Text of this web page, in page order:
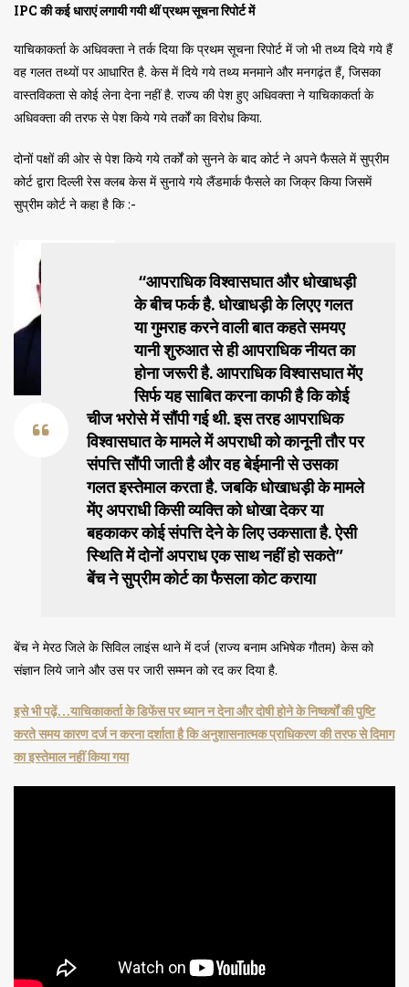
IPC की कई धाराएं लगायी गयी थीं प्रथम सूचना रिपोर्ट में
याचिकाकर्ता के अधिवक्ता ने तर्क दिया कि प्रथम सूचना रिपोर्ट में जो भी तथ्य दिये गये हैं
वह गलत तथ्यों पर आधारित है. केस में दिये गये तथ्य मनमाने और मनगढ़ंत हैं, जिसका
वास्तविकता से कोई लेना देना नहीं है. राज्य की पेश हुए अधिवक्ता ने याचिकाकर्ता के
अधिवक्ता की तरफ से पेश किये गये तर्कों का विरोध किया.
दोनों पक्षों की ओर से पेश किये गये तर्कों को सुनने के बाद कोर्ट ने अपने फैसले में सुप्रीम
कोर्ट द्वारा दिल्ली रेस क्लब केस में सुनाये गये लैंडमार्क फैसले का जिक्र किया जिसमें
सुप्रीम कोर्ट ने कहा है कि :-
“आपराधिक विश्वासघात और धोखाधड़ी
के बीच फर्क है. धोखाधड़ी के लिएए गलत
या गुमराह करने वाली बात कहते समयए
यानी शुरुआत से ही आपराधिक नीयत का
होना जरूरी है. आपराधिक विश्वासघात मेंए
सिर्फ यह साबित करना काफी है कि कोई
चीज भरोसे में सौंपी गई थी. इस तरह आपराधिक
विश्वासघात के मामले में अपराधी को कानूनी तौर पर
संपत्ति सौंपी जाती है और वह बेईमानी से उसका
गलत इस्तेमाल करता है. जबकि धोखाधड़ी के मामले
मेंए अपराधी किसी व्यक्ति को धोखा देकर या
बहकाकर कोई संपत्ति देने के लिए उकसाता है. ऐसी
स्थिति में दोनों अपराध एक साथ नहीं हो सकते”
बेंच ने सुप्रीम कोर्ट का फैसला कोट कराया
बेंच ने मेरठ जिले के सिविल लाइंस थाने में दर्ज (राज्य बनाम अभिषेक गौतम) केस को
संज्ञान लिये जाने और उस पर जारी सम्मन को रद कर दिया है.
इसे भी पढ़ें…याचिकाकर्ता के डिफेंस पर ध्यान न देना और दोषी होने के निष्कर्षों की पुष्टि
करते समय कारण दर्ज न करना दर्शाता है कि अनुशासनात्मक प्राधिकरण की तरफ से दिमाग
का इस्तेमाल नहीं किया गया